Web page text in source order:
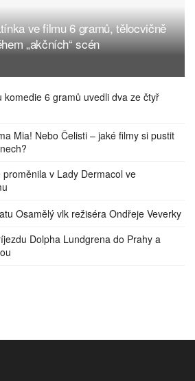
ve filmu 6 gramů, tělocvičně
„akčních“ scén
komedie 6 gramů uvedli dva ze čtyř
Mia! Nebo Čelisti – jaké filmy si pustit
v Lady Dermacol ve
Osamělý vlk režiséra Ondřeje Veverky
Dolpha Lundgrena do Prahy a